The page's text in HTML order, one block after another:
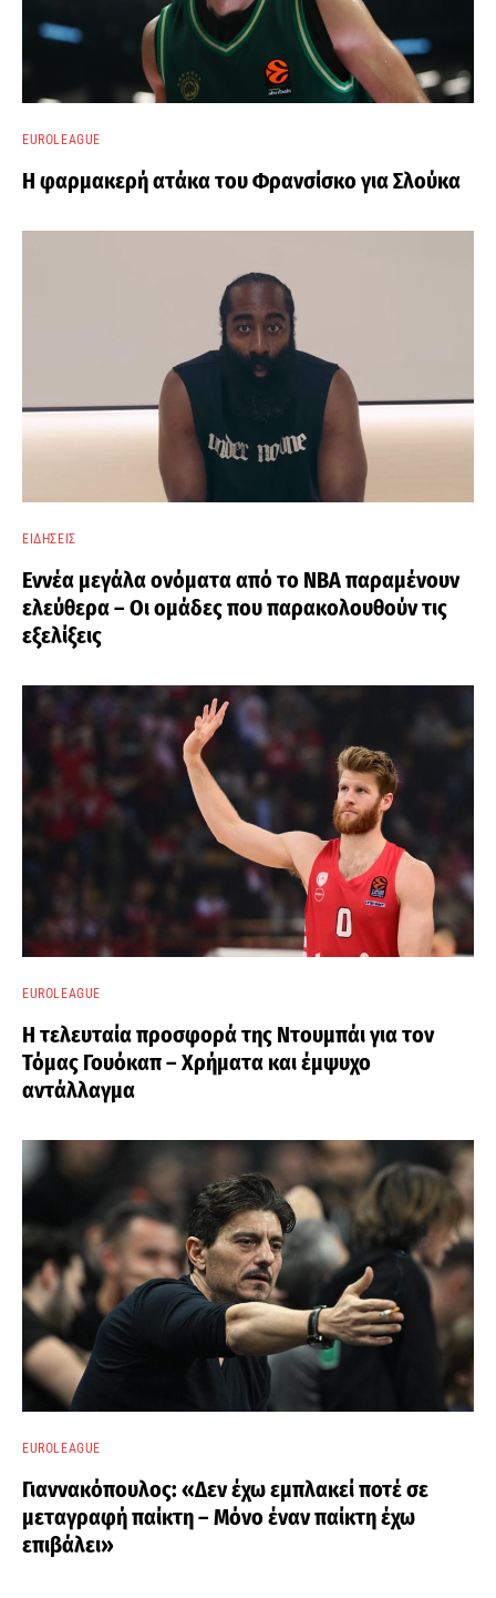
EUROLEAGUE
Η φαρμακερή ατάκα του Φρανσίσκο για Σλούκα
ΕΙΔΉΣΕΙΣ
Εννέα μεγάλα ονόματα από το ΝΒΑ παραμένουν
ελεύθερα – Οι ομάδες που παρακολουθούν τις
εξελίξεις
EUROLEAGUE
Η τελευταία προσφορά της Ντουμπάι για τον
Τόμας Γουόκαπ – Χρήματα και έμψυχο
αντάλλαγμα
EUROLEAGUE
Γιαννακόπουλος: «Δεν έχω εμπλακεί ποτέ σε
μεταγραφή παίκτη – Μόνο έναν παίκτη έχω
επιβάλει»